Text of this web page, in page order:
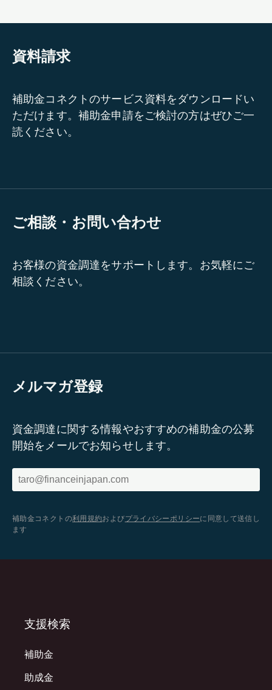
資料請求
補助金コネクトのサービス資料をダウンロードい
ただけます。補助金申請をご検討の方はぜひご一
読ください。
ご相談・お問い合わせ
お客様の資金調達をサポートします。お気軽にご
相談ください。
メルマガ登録
資金調達に関する情報やおすすめの補助金の公募
開始をメールでお知らせします。
補助金コネクトの利用規約およびプライバシーポリシーに同意して送信し
ます
支援検索
補助金
助成金